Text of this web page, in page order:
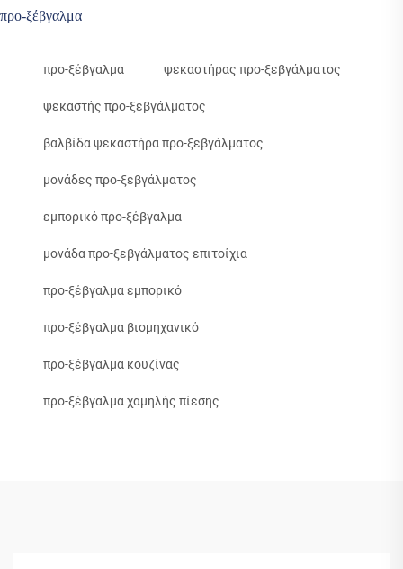
προ-ξέβγαλμα
προ-ξέβγαλμα ψεκαστήρας προ-ξεβγάλματος
ψεκαστής προ-ξεβγάλματος
βαλβίδα ψεκαστήρα προ-ξεβγάλματος
μονάδες προ-ξεβγάλματος
εμπορικό προ-ξέβγαλμα
μονάδα προ-ξεβγάλματος επιτοίχια
προ-ξέβγαλμα εμπορικό
προ-ξέβγαλμα βιομηχανικό
προ-ξέβγαλμα κουζίνας
προ-ξέβγαλμα χαμηλής πίεσης